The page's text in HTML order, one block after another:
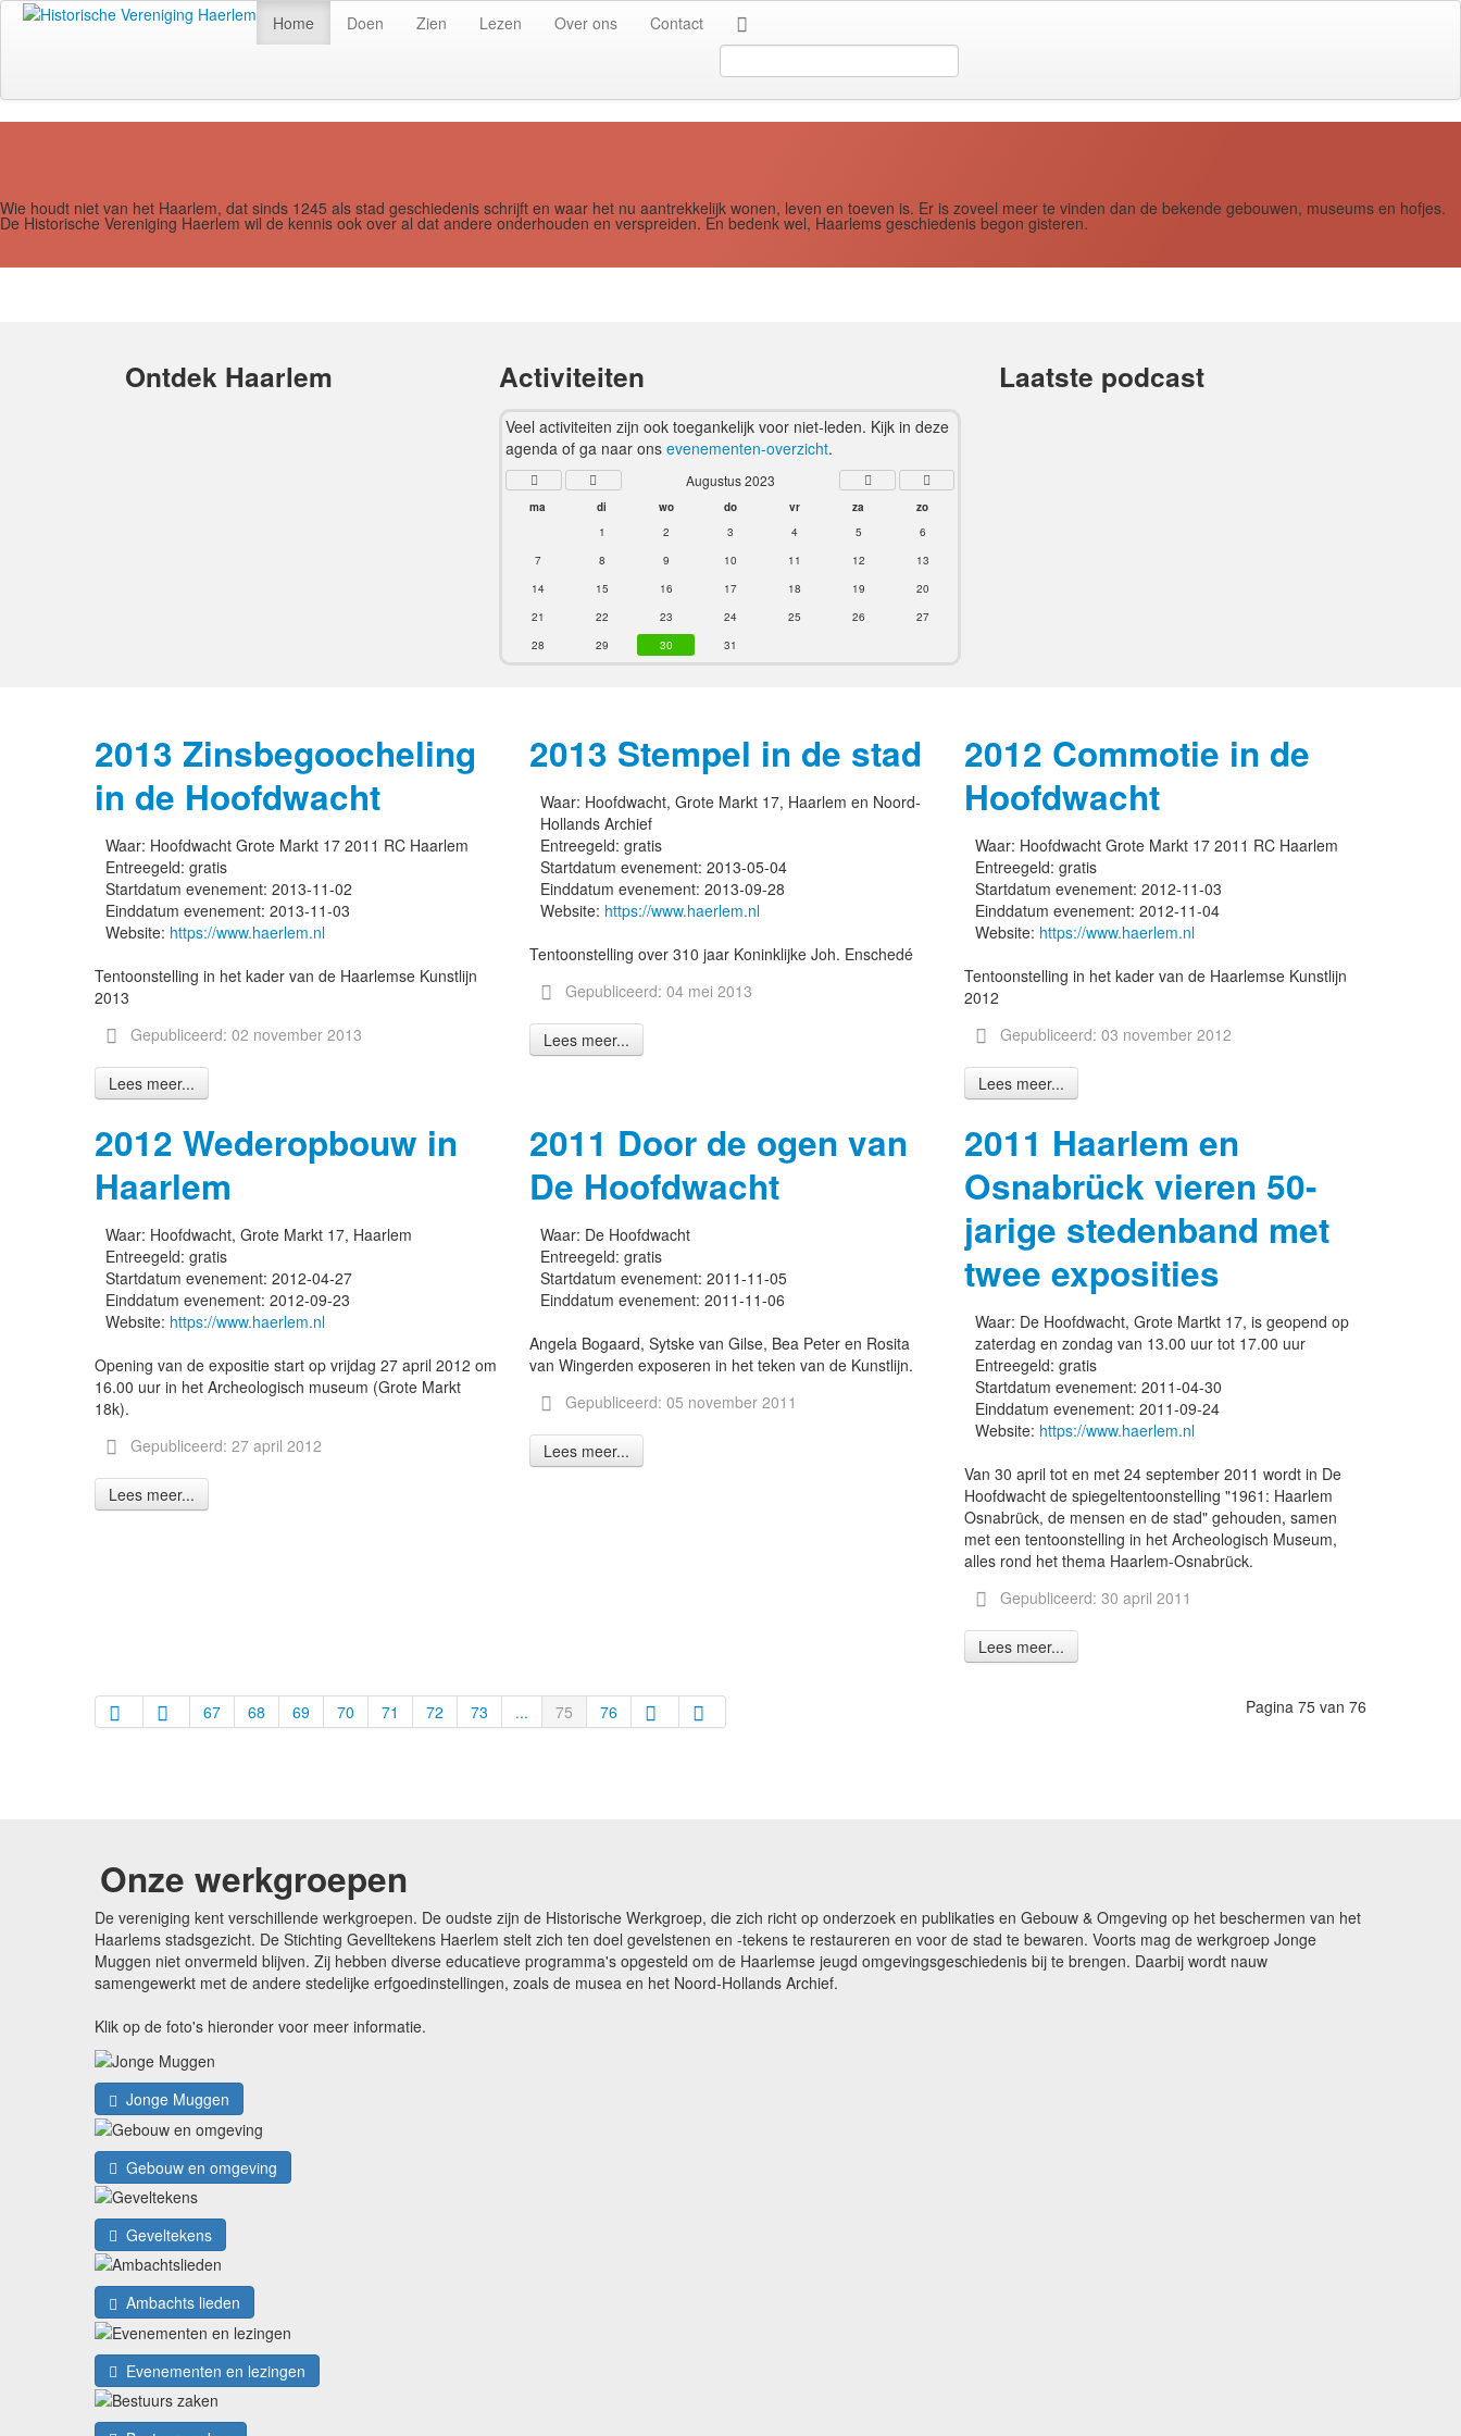
Home Doen Zien Lezen Over ons
Contact
...
Wie houdt niet van het Haarlem, dat sinds 1245 als stad geschiedenis schrijft en waar het nu aantrekkelijk wonen, leven en toeven is. Er is zoveel meer te vinden dan de bekende gebouwen, museums en hofjes.
De Historische Vereniging Haerlem wil de kennis ook over al dat andere onderhouden en verspreiden. En bedenk wel, Haarlems geschiedenis begon gisteren.
Ontdek Haarlem Activiteiten
Veel activiteiten zijn ook toegankelijk voor niet-leden. Kijk in deze
agenda of ga naar onsevenementen-overzicht.
Augustus 2023
ma di wo do vr za
zo
1
2 3 4 5
6
7
8 9 10 11 12
13
14
15 16 17 18 19
20
21
22 23 24 25 26
27
28
29 30 31
Laatste podcast
2013 Zinsbegoocheling
in de Hoofdwacht
Waar: Hoofdwacht Grote Markt 17 2011 RC Haarlem
Entreegeld: gratis
Startdatum evenement: 2013-11-02
Einddatum evenement: 2013-11-03
Website: https://www.haerlem.nl
Tentoonstelling in het kader van de Haarlemse Kunstlijn
2013
Gepubliceerd: 02 november 2013
Lees meer...
2013 Stempel in de stad
Waar: Hoofdwacht, Grote Markt 17, Haarlem en Noord-
Hollands Archief
Entreegeld: gratis
Startdatum evenement: 2013-05-04
Einddatum evenement: 2013-09-28
Website: https://www.haerlem.nl
Tentoonstelling over 310 jaar Koninklijke Joh. Enschedé
Gepubliceerd: 04 mei 2013
Lees meer...
2012 Commotie in de
Hoofdwacht
Waar: Hoofdwacht Grote Markt 17 2011 RC Haarlem
Entreegeld: gratis
Startdatum evenement: 2012-11-03
Einddatum evenement: 2012-11-04
Website: https://www.haerlem.nl
Tentoonstelling in het kader van de Haarlemse Kunstlijn
2012
Gepubliceerd: 03 november 2012
Lees meer...
2012 Wederopbouw in
Haarlem
Waar: Hoofdwacht, Grote Markt 17, Haarlem
Entreegeld: gratis
Startdatum evenement: 2012-04-27
Einddatum evenement: 2012-09-23
Website: https://www.haerlem.nl
Opening van de expositie start op vrijdag 27 april 2012 om
16.00 uur in het Archeologisch museum (Grote Markt
18k).
Gepubliceerd: 27 april 2012
Lees meer...
2011 Door de ogen van
De Hoofdwacht
Waar: De Hoofdwacht
Entreegeld: gratis
Startdatum evenement: 2011-11-05
Einddatum evenement: 2011-11-06
Angela Bogaard, Sytske van Gilse, Bea Peter en Rosita
van Wingerden exposeren in het teken van de Kunstlijn.
Gepubliceerd: 05 november 2011
Lees meer...
2011 Haarlem en
Osnabrück vieren 50-
jarige stedenband met
twee exposities
Waar: De Hoofdwacht, Grote Martkt 17, is geopend op
zaterdag en zondag van 13.00 uur tot 17.00 uur
Entreegeld: gratis
Startdatum evenement: 2011-04-30
Einddatum evenement: 2011-09-24
Website: https://www.haerlem.nl
Van 30 april tot en met 24 september 2011 wordt in De
Hoofdwacht de spiegeltentoonstelling "1961: Haarlem
Osnabrück, de mensen en de stad" gehouden, samen
met een tentoonstelling in het Archeologisch Museum,
alles rond het thema Haarlem-Osnabrück.
Gepubliceerd: 30 april 2011
Lees meer...
Pagina 75 van 76
67 68 69 70 71 72 73 ... 75 76
Onze werkgroepen
De vereniging kent verschillende werkgroepen. De oudste zijn de Historische Werkgroep, die zich richt op onderzoek en publikaties en Gebouw & Omgeving op het beschermen van het
Haarlems stadsgezicht. De Stichting Gevelltekens Haerlem stelt zich ten doel gevelstenen en -tekens te restaureren en voor de stad te bewaren. Voorts mag de werkgroep Jonge
Muggen niet onvermeld blijven. Zij hebben diverse educatieve programma's opgesteld om de Haarlemse jeugd omgevingsgeschiedenis bij te brengen. Daarbij wordt nauw
samengewerkt met de andere stedelijke erfgoedinstellingen, zoals de musea en het Noord-Hollands Archief.
Klik op de foto's hieronder voor meer informatie.
Jonge Muggen
Gebouw en omgeving
Geveltekens
Ambachts lieden
Evenementen en lezingen